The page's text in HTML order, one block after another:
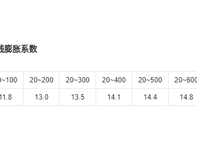
膨胀系数